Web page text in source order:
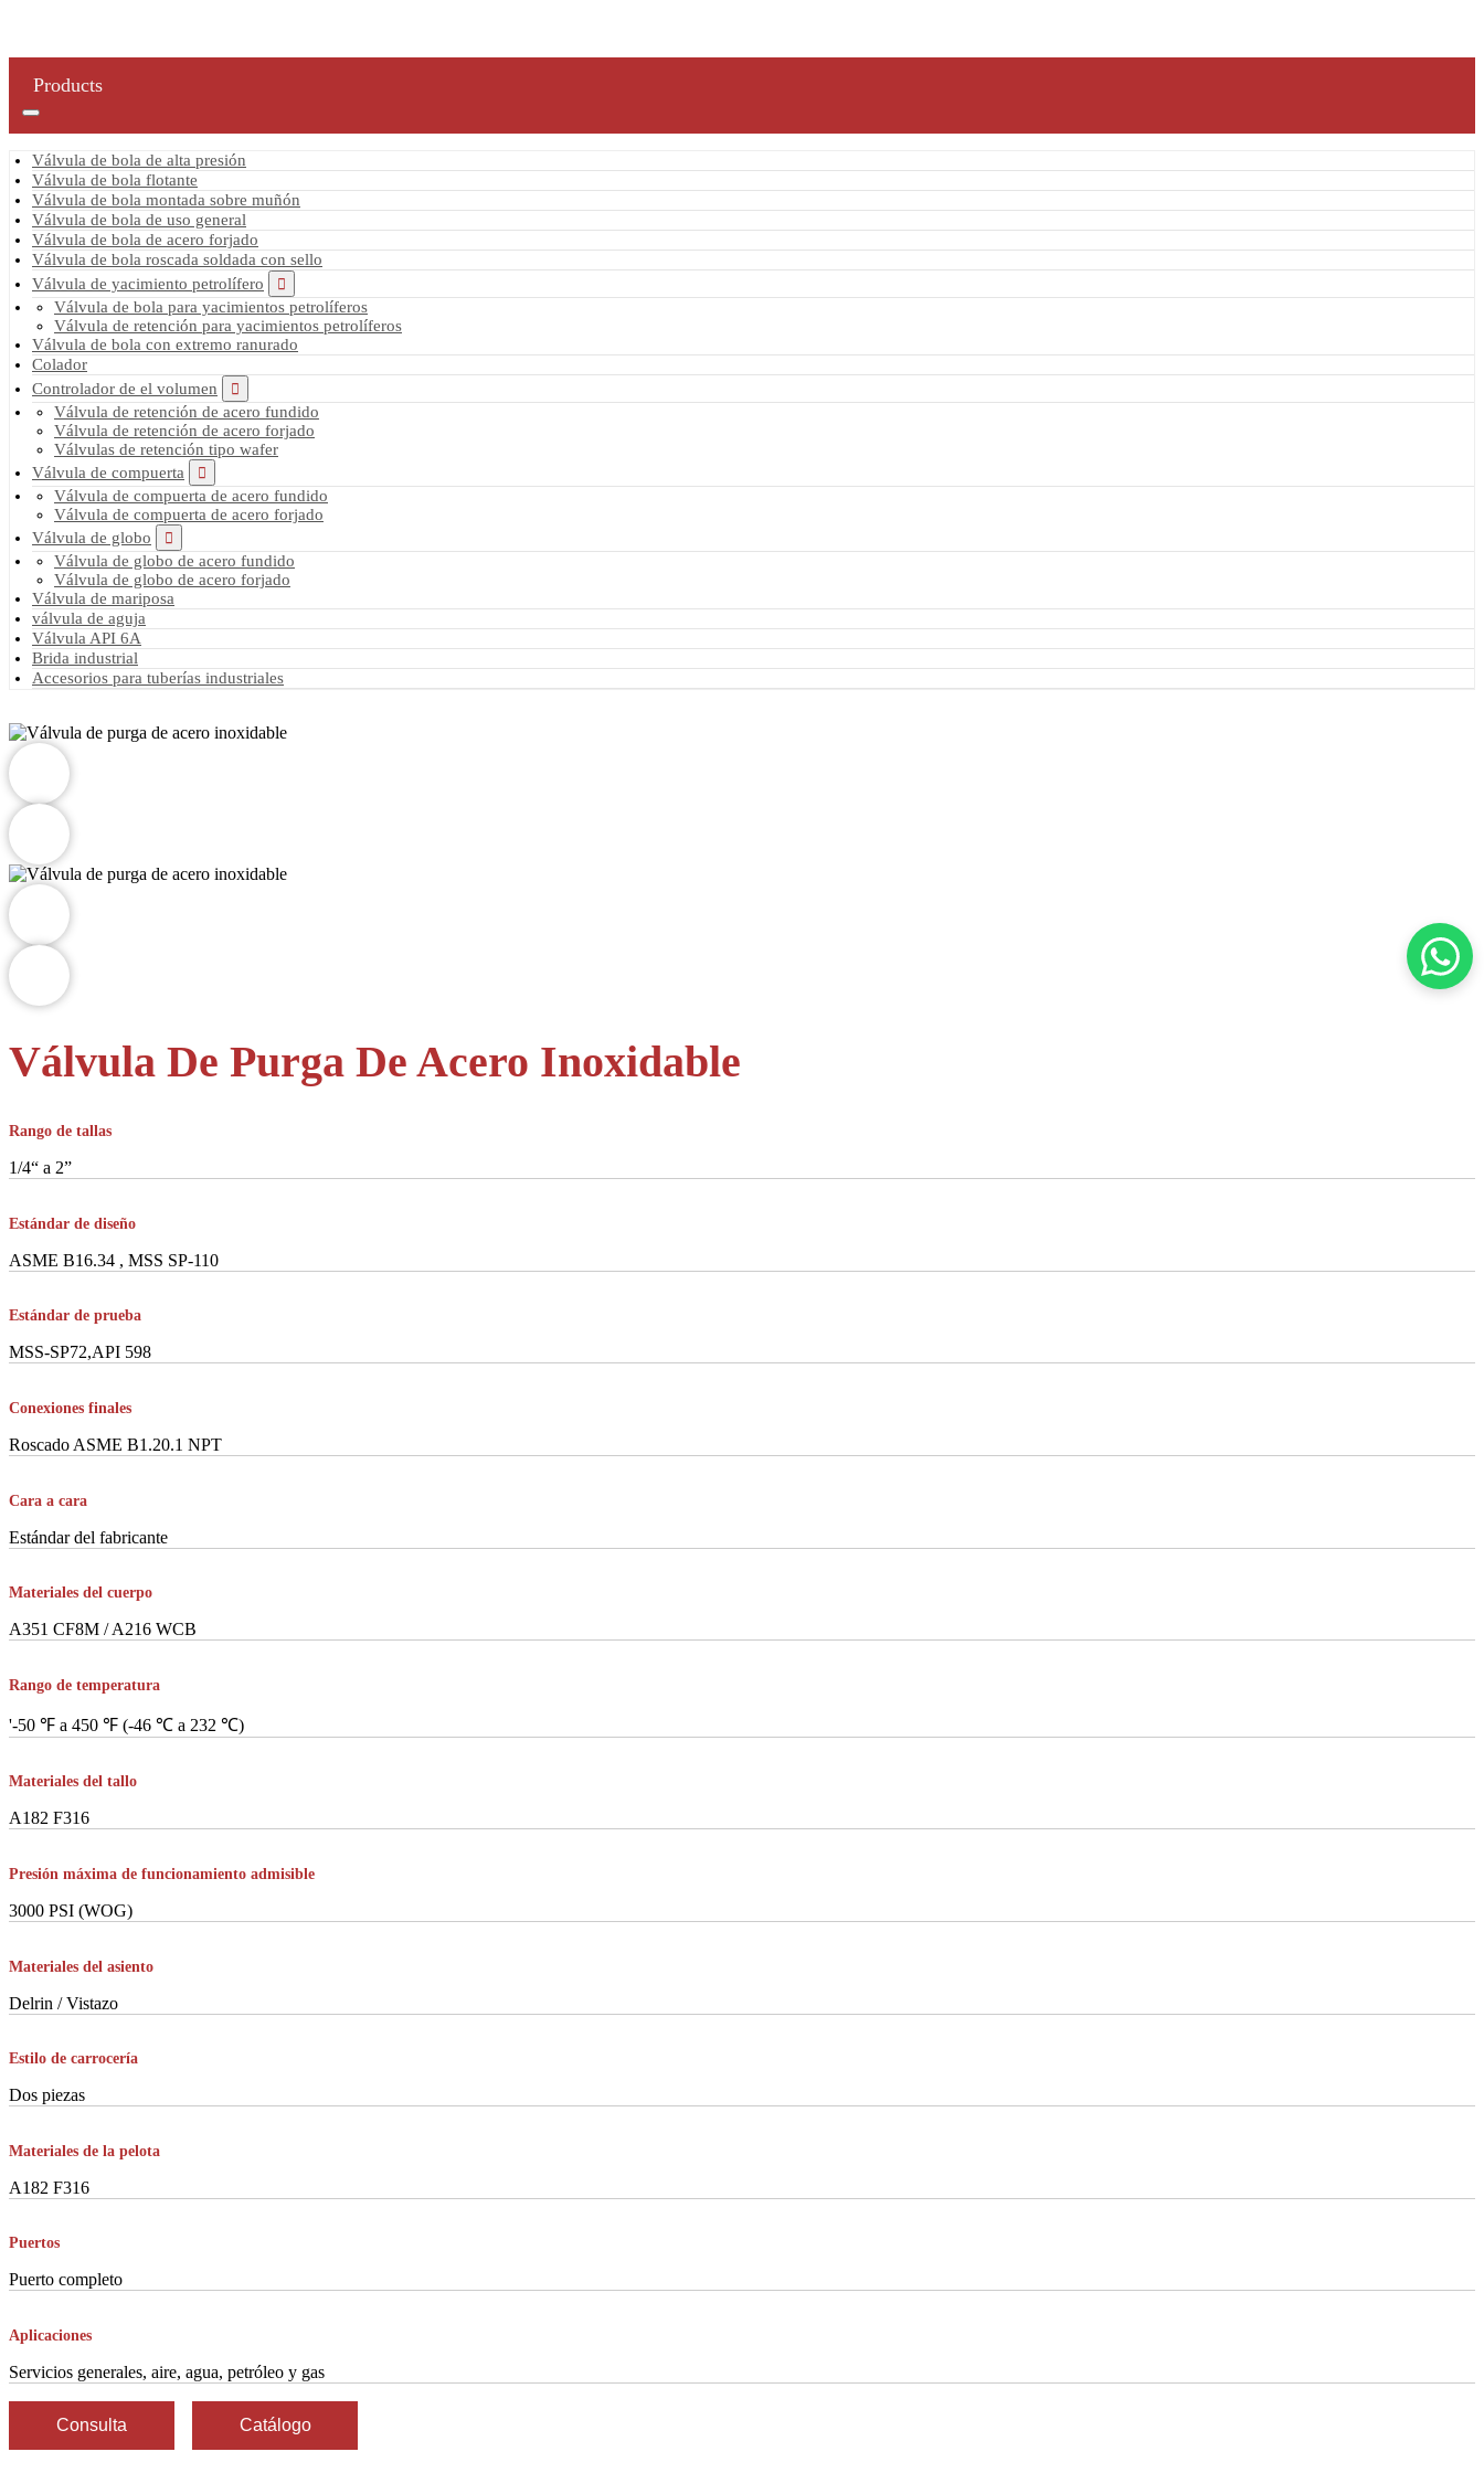
Products
Válvula de bola de alta presión
Válvula de bola flotante
Válvula de bola montada sobre muñón
Válvula de bola de uso general
Válvula de bola de acero forjado
Válvula de bola roscada soldada con sello
Válvula de yacimiento petrolífero
Válvula de bola para yacimientos petrolíferos
Válvula de retención para yacimientos petrolíferos
Válvula de bola con extremo ranurado
Colador
Controlador de el volumen
Válvula de retención de acero fundido
Válvula de retención de acero forjado
Válvulas de retención tipo wafer
Válvula de compuerta
Válvula de compuerta de acero fundido
Válvula de compuerta de acero forjado
Válvula de globo
Válvula de globo de acero fundido
Válvula de globo de acero forjado
Válvula de mariposa
válvula de aguja
Válvula API 6A
Brida industrial
Accesorios para tuberías industriales
Válvula De Purga De Acero Inoxidable
Rango de tallas
1/4“ a 2”
Estándar de diseño
ASME B16.34 , MSS SP-110
Estándar de prueba
MSS-SP72,API 598
Conexiones finales
Roscado ASME B1.20.1 NPT
Cara a cara
Estándar del fabricante
Materiales del cuerpo
A351 CF8M / A216 WCB
Rango de temperatura
'-50 ℉ a 450 ℉ (-46 ℃ a 232 ℃)
Materiales del tallo
A182 F316
Presión máxima de funcionamiento admisible
3000 PSI (WOG)
Materiales del asiento
Delrin / Vistazo
Estilo de carrocería
Dos piezas
Materiales de la pelota
A182 F316
Puertos
Puerto completo
Aplicaciones
Servicios generales, aire, agua, petróleo y gas
Consulta Catálogo